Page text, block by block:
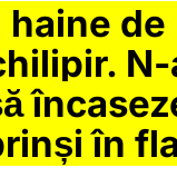
de
N-
în